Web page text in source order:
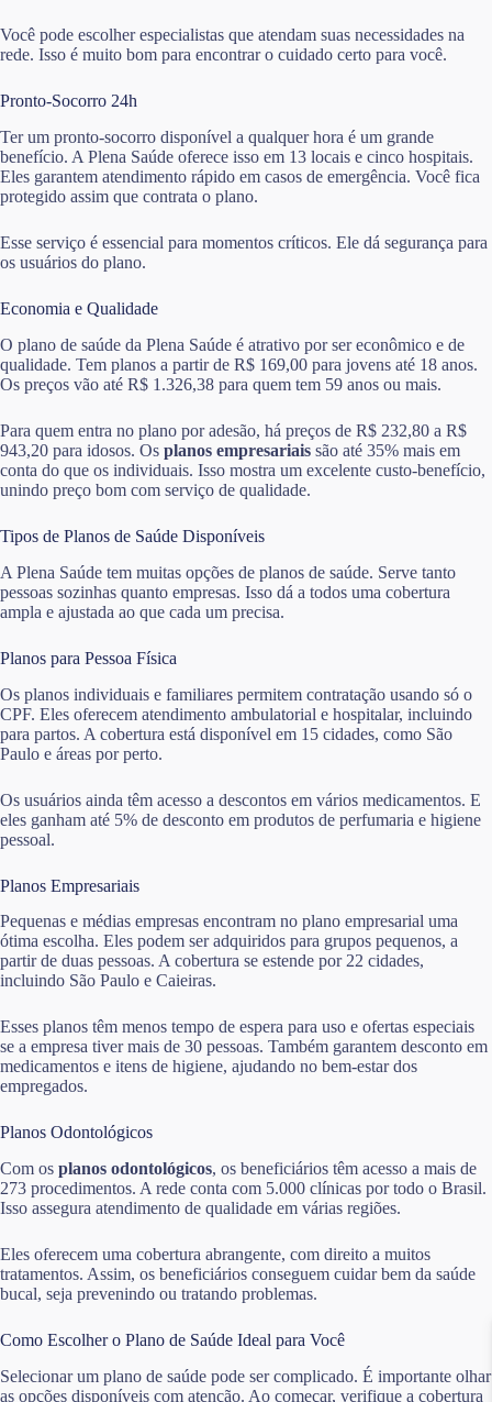
Você pode escolher especialistas que atendam suas necessidades na
rede. Isso é muito bom para encontrar o cuidado certo para você.
Pronto-Socorro 24h
Ter um pronto-socorro disponível a qualquer hora é um grande
benefício. A Plena Saúde oferece isso em 13 locais e cinco hospitais.
Eles garantem atendimento rápido em casos de emergência. Você fica
protegido assim que contrata o plano.
Esse serviço é essencial para momentos críticos. Ele dá segurança para
os usuários do plano.
Economia e Qualidade
O plano de saúde da Plena Saúde é atrativo por ser econômico e de
qualidade. Tem planos a partir de R$ 169,00 para jovens até 18 anos.
Os preços vão até R$ 1.326,38 para quem tem 59 anos ou mais.
Para quem entra no plano por adesão, há preços de R$ 232,80 a R$
943,20 para idosos. Os planos empresariais são até 35% mais em
conta do que os individuais. Isso mostra um excelente custo-benefício,
unindo preço bom com serviço de qualidade.
Tipos de Planos de Saúde Disponíveis
A Plena Saúde tem muitas opções de planos de saúde. Serve tanto
pessoas sozinhas quanto empresas. Isso dá a todos uma cobertura
ampla e ajustada ao que cada um precisa.
Planos para Pessoa Física
Os planos individuais e familiares permitem contratação usando só o
CPF. Eles oferecem atendimento ambulatorial e hospitalar, incluindo
para partos. A cobertura está disponível em 15 cidades, como São
Paulo e áreas por perto.
Os usuários ainda têm acesso a descontos em vários medicamentos. E
eles ganham até 5% de desconto em produtos de perfumaria e higiene
pessoal.
Planos Empresariais
Pequenas e médias empresas encontram no plano empresarial uma
ótima escolha. Eles podem ser adquiridos para grupos pequenos, a
partir de duas pessoas. A cobertura se estende por 22 cidades,
incluindo São Paulo e Caieiras.
Esses planos têm menos tempo de espera para uso e ofertas especiais
se a empresa tiver mais de 30 pessoas. Também garantem desconto em
medicamentos e itens de higiene, ajudando no bem-estar dos
empregados.
Planos Odontológicos
Com os planos odontológicos, os beneficiários têm acesso a mais de
273 procedimentos. A rede conta com 5.000 clínicas por todo o Brasil.
Isso assegura atendimento de qualidade em várias regiões.
Eles oferecem uma cobertura abrangente, com direito a muitos
tratamentos. Assim, os beneficiários conseguem cuidar bem da saúde
bucal, seja prevenindo ou tratando problemas.
Como Escolher o Plano de Saúde Ideal para Você
Selecionar um plano de saúde pode ser complicado. É importante olhar
as opções disponíveis com atenção. Ao começar, verifique a cobertura